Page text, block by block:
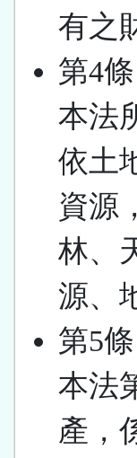
有之
第4條
本法
依土
資源
林、
源、
第5條
本法
產，